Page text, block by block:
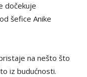
dočekuje
šefice Anike
na nešto što
iz budućnosti.